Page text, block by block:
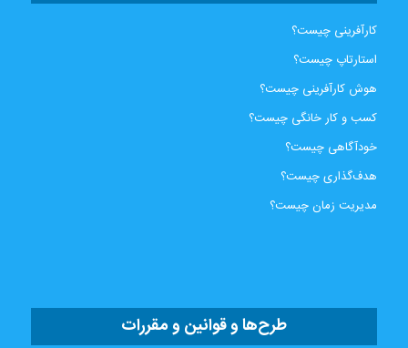
کارآفرینی چیست؟
استارتاپ چیست؟
هوش کارآفرینی چیست؟
کسب و کار خانگی چیست؟
خودآگاهی چیست؟
هدف‌گذاری چیست؟
مدیریت زمان چیست؟
طرح‌ها و قوانین و مقررات